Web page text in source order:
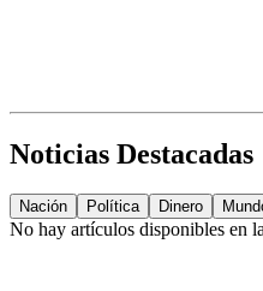
Noticias Destacadas
Nación Política Dinero
No hay artículos disponibles en